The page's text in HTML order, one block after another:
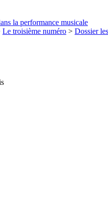
la performance musicale
Le troisième numéro > Dossier